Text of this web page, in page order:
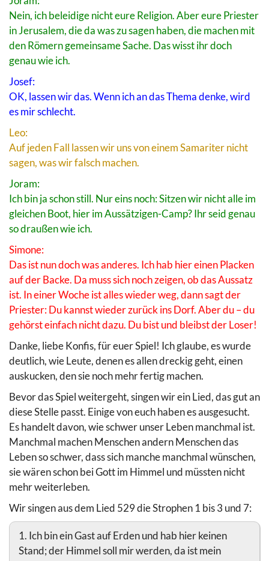
Nein, ich beleidige nicht eure Religion. Aber eure Priester
in Jerusalem, die da was zu sagen haben, die machen mit
den Römern gemeinsame Sache. Das wisst ihr doch
genau wie ich.
Josef:
OK, lassen wir das. Wenn ich an das Thema denke, wird
es mir schlecht.
Leo:
Auf jeden Fall lassen wir uns von einem Samariter nicht
sagen, was wir falsch machen.
Joram:
Ich bin ja schon still. Nur eins noch: Sitzen wir nicht alle im
gleichen Boot, hier im Aussätzigen-Camp? Ihr seid genau
so draußen wie ich.
Simone:
Das ist nun doch was anderes. Ich hab hier einen Placken
auf der Backe. Da muss sich noch zeigen, ob das Aussatz
ist. In einer Woche ist alles wieder weg, dann sagt der
Priester: Du kannst wieder zurück ins Dorf. Aber du – du
gehörst einfach nicht dazu. Du bist und bleibst der Loser!
Danke, liebe Konfis, für euer Spiel! Ich glaube, es wurde
deutlich, wie Leute, denen es allen dreckig geht, einen
auskucken, den sie noch mehr fertig machen.
Bevor das Spiel weitergeht, singen wir ein Lied, das gut an
diese Stelle passt. Einige von euch haben es ausgesucht.
Es handelt davon, wie schwer unser Leben manchmal ist.
Manchmal machen Menschen andern Menschen das
Leben so schwer, dass sich manche manchmal wünschen,
sie wären schon bei Gott im Himmel und müssten nicht
mehr weiterleben.
Wir singen aus dem Lied 529 die Strophen 1 bis 3 und 7:
1. Ich bin ein Gast auf Erden und hab hier keinen
Stand; der Himmel soll mir werden, da ist mein